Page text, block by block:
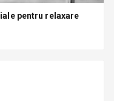
pentru relaxare